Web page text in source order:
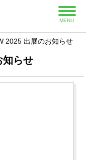
MENU
出展のお知らせ
知らせ